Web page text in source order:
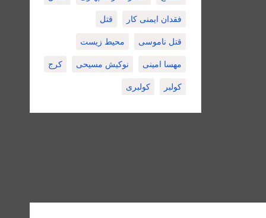
فقدان ایمنی کار قتل
قتل ناموسی محیط زیست
مهسا امینی نوکیش مسیحی کرج
کولبر کولبری